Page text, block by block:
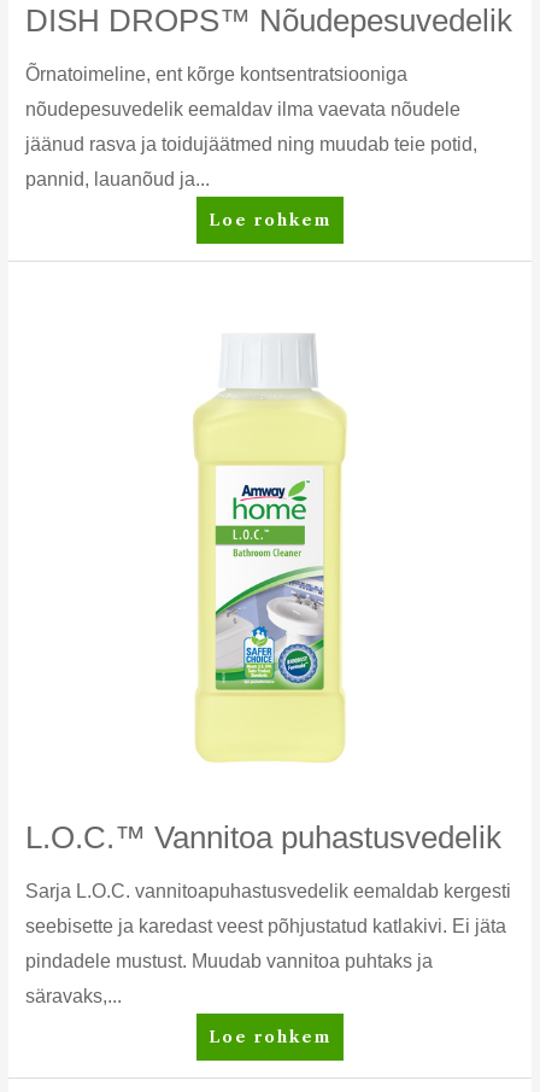
DISH DROPS™ Nõudepesuvedelik
Õrnatoimeline, ent kõrge kontsentratsiooniga
nõudepesuvedelik eemaldav ilma vaevata nõudele
jäänud rasva ja toidujäätmed ning muudab teie potid,
pannid, lauanõud ja...
DISH
DROPS™
Loe rohkem
L.O.C.™ Vannitoa puhastusvedelik
Sarja L.O.C. vannitoapuhastusvedelik eemaldab kergesti
seebisette ja karedast veest põhjustatud katlakivi. Ei jäta
pindadele mustust. Muudab vannitoa puhtaks ja
säravaks,...
L.O.C.™
Vannitoa
Loe rohkem